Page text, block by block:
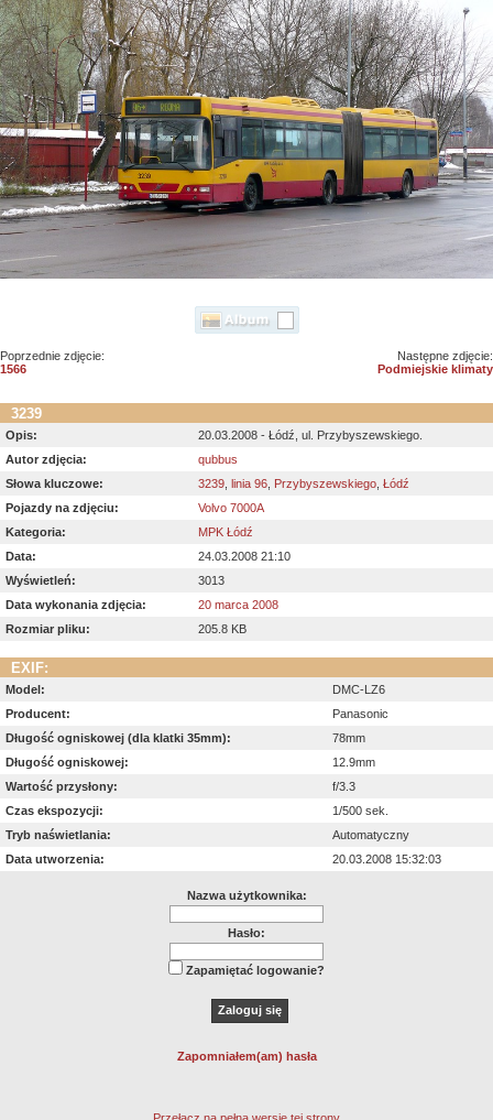
Poprzednie zdjęcie:
1566
Następne zdjęcie:
Podmiejskie klimaty
3239
Opis:
20.03.2008 - Łódź, ul. Przybyszewskiego.
Autor zdjęcia:
qubbus
Słowa kluczowe:
3239 linia 96 Przybyszewskiego Łódź
Pojazdy na zdjęciu:
Volvo 7000A
Kategoria:
MPK Łódź
Data:
24.03.2008 21:10
Wyświetleń:
3013
Data wykonania zdjęcia:
20 marca 2008
Rozmiar pliku:
205.8 KB
EXIF:
Model:
DMC-LZ6
Producent:
Panasonic
Długość ogniskowej (dla klatki 35mm):
78mm
Długość ogniskowej:
12.9mm
Wartość przysłony:
f/3.3
Czas ekspozycji:
1/500 sek.
Tryb naświetlania:
Automatyczny
Data utworzenia:
20.03.2008 15:32:03
Nazwa użytkownika:
Hasło:
Zapamiętać logowanie?
Zapomniałem(am) hasła